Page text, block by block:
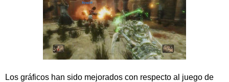
Los gráficos han sido mejorados con respecto al juego de